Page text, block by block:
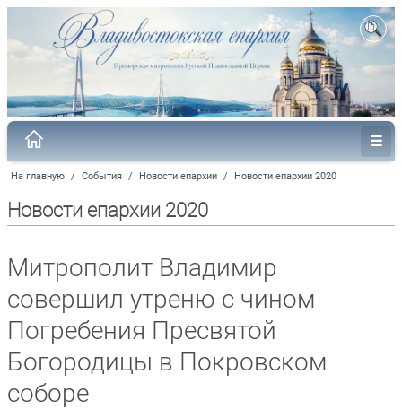
На главную / События / Новости епархии / Новости епархии 2020
Новости епархии 2020
Митрополит Владимир
совершил утреню с чином
Погребения Пресвятой
Богородицы в Покровском
соборе